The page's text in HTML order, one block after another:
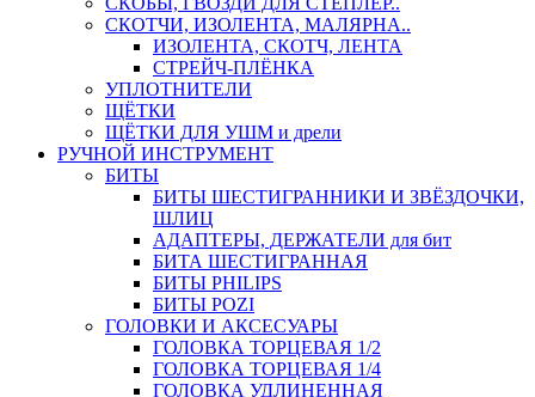
СКОТЧИ, ИЗОЛЕНТА, МАЛЯРНА..
ИЗОЛЕНТА, СКОТЧ, ЛЕНТА
СТРЕЙЧ-ПЛЁНКА
УПЛОТНИТЕЛИ
ЩЁТКИ
ЩЁТКИ ДЛЯ УШМ и дрели
РУЧНОЙ ИНСТРУМЕНТ
БИТЫ
БИТЫ ШЕСТИГРАННИКИ И ЗВЁЗДОЧКИ,
ШЛИЦ
АДАПТЕРЫ, ДЕРЖАТЕЛИ для бит
БИТА ШЕСТИГРАННАЯ
БИТЫ PHILIPS
БИТЫ POZI
ГОЛОВКИ И АКСЕСУАРЫ
ГОЛОВКА ТОРЦЕВАЯ 1/2
ГОЛОВКА ТОРЦЕВАЯ 1/4
ГОЛОВКА УДЛИНЕННАЯ